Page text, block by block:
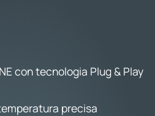
con tecnologia Plug & Play
precisa